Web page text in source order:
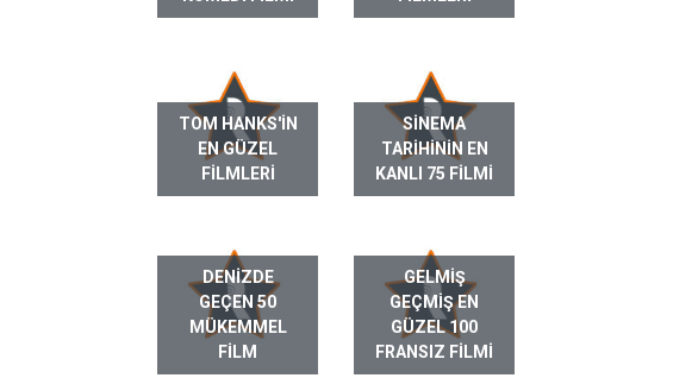
TOM HANKS'IN
EN GÜZEL
FILMLERI
SINEMA
TARIHININ EN
KANLI 75 FILMI
DENIZDE
GEÇEN 50
MÜKEMMEL
FILM
GELMIŞ
GEÇMIŞ EN
GÜZEL 100
FRANSIZ FILMI